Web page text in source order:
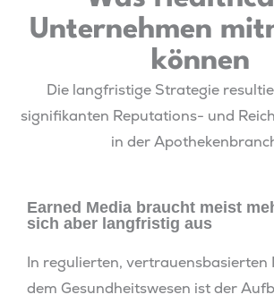
Unternehmen
können
Die langfristige Strategie
signifikanten Reputations- und
in der
Earned Media braucht meist
sich aber langfristig aus
In regulierten, vertrauensbasierten
dem Gesundheitswesen ist der